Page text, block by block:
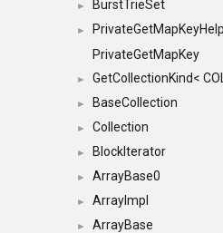
► BurstTrieSet
►
PrivateGetMapKey
► GetCollectionKind<
► BaseCollection
► Collection
► BlockIterator
► ArrayBase0
► ArrayImpl
► ArrayBase